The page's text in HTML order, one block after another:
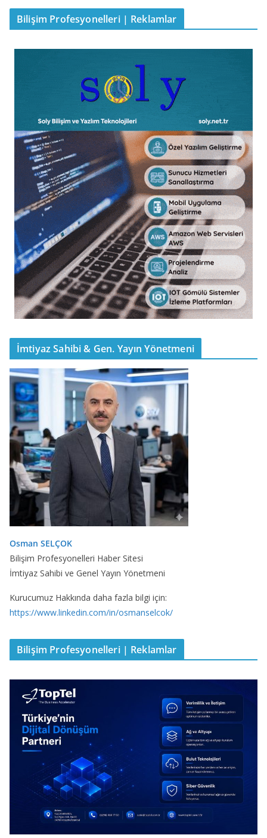
Bilişim Profesyonelleri | Reklamlar
İmtiyaz Sahibi & Gen. Yayın Yönetmeni
Osman SELÇOK
Bilişim Profesyonelleri Haber Sitesi
İmtiyaz Sahibi ve Genel Yayın Yönetmeni
Kurucumuz Hakkında daha fazla bilgi için:
https://www.linkedin.com/in/osmanselcok/
Bilişim Profesyonelleri | Reklamlar